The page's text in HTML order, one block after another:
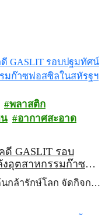
พลาสติก
อากาศสะอาด
ดี GASLIT รอบ
งอุตสาหกรรมก๊าซ
ดา’
กล้ารักษ์โลก จัดกิจก…